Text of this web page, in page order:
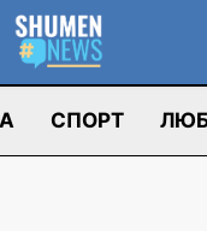
СПОРТ